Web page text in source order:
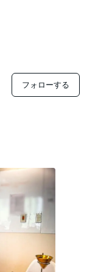
フォローする